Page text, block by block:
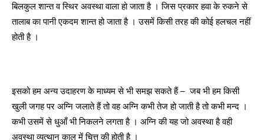
बिलकुल शान्त व स्थिर अवस्था वाला हो जाता है । जिस प्रकार हवा के रुकने से
तालाब का पानी एकदम शान्त हो जाता है । उसमें किसी तरह की कोई हलचल नहीं
होती है ।
इसको हम अन्य उदाहरण के माध्यम से भी समझ सकते हैं – जब भी हम किसी
खुली जगह पर अग्नि जलाते हैं तो वह अग्नि कभी तेज हो जाती है तो कभी मन्द ।
कभी उसमें से धुआँ भी निकलने लगता है । अग्नि की यह जो अवस्था है वही
अवस्था व्युत्थान काल में चित्त की होती है ।